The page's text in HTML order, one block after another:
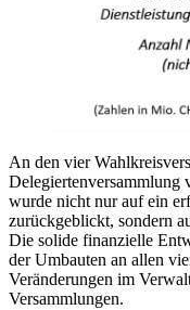
An den vier
Delegiertenversammlung
wurde nicht nur auf ein
zurückgeblickt, sondern
Die solide finanzielle
der Umbauten an allen
Veränderungen im
Versammlungen.